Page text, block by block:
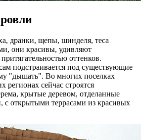
дранки, щепы, шинделя, теса
они красивы, удивляют
оттенков.
подстраивается под существующие
"дышать". Во многих поселках
регионах сейчас строятся
крытые деревом, отделанные
открытыми террасами из красивых